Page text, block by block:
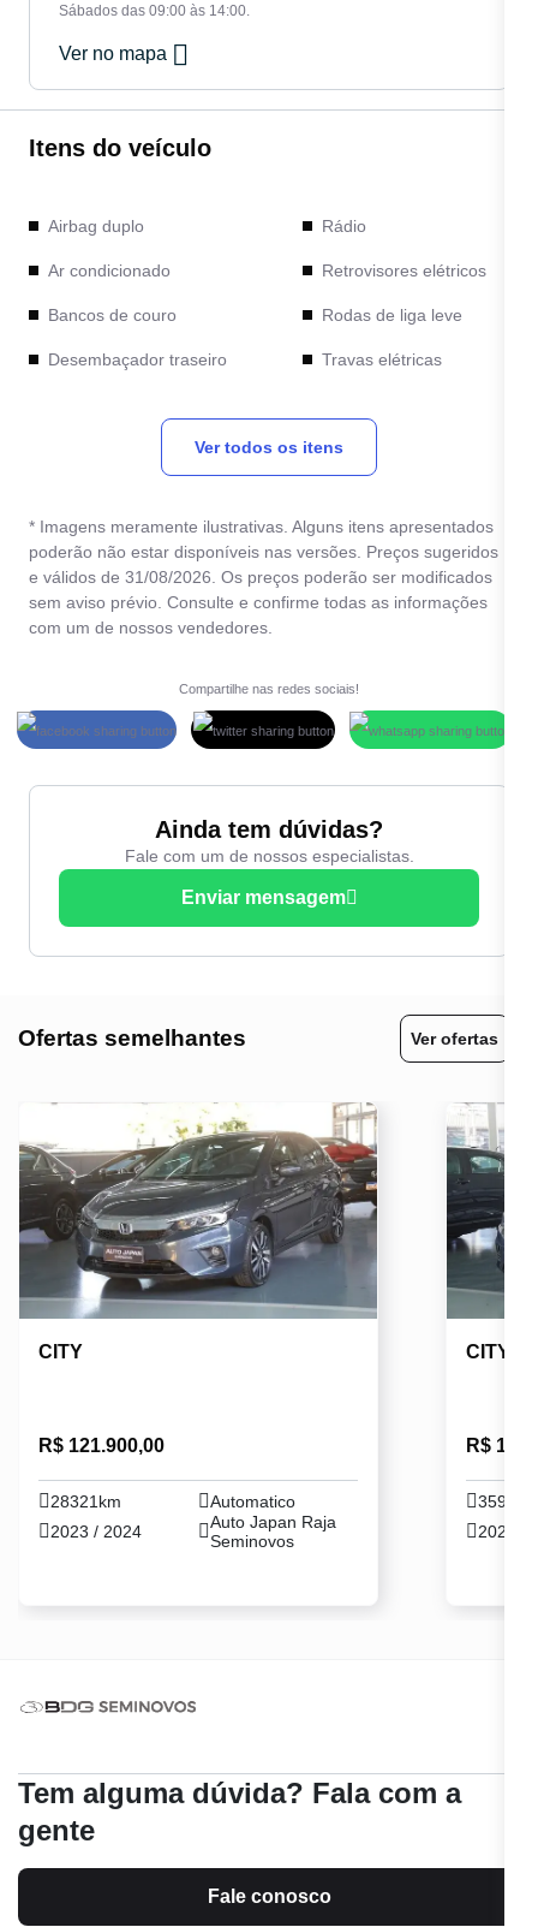
Sábados das 09:00 às 14:00.
Ver no mapa
Itens do veículo
Airbag duplo
Ar condicionado
Bancos de couro
Desembaçador traseiro
Rádio
Retrovisores elétricos
Rodas de liga leve
Travas elétricas
Ver todos os itens
* Imagens meramente ilustrativas. Alguns itens apresentados
poderão não estar disponíveis nas versões. Preços sugeridos
e válidos de 31/08/2026. Os preços poderão ser modificados
sem aviso prévio. Consulte e confirme todas as informações
com um de nossos vendedores.
Compartilhe nas redes sociais!
Ainda tem dúvidas?
Fale com um de nossos especialistas.
Enviar mensagem
Ofertas semelhantes Ver ofertas
CITY
R$ 121.900,00
28321km
Automatico
2023 / 2024
Auto Japan Raja
Seminovos
CITY
R$
2023 /
Tem alguma dúvida? Fala com a
gente
Fale conosco